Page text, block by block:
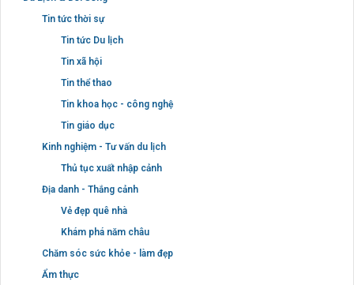
Tin tức thời sự
Tin tức Du lịch
Tin xã hội
Tin thể thao
Tin khoa học - công nghệ
Tin giáo dục
Kinh nghiệm - Tư vấn du lịch
Thủ tục xuất nhập cảnh
Địa danh - Thắng cảnh
Vẻ đẹp quê nhà
Khám phá năm châu
Chăm sóc sức khỏe - làm đẹp
Ẩm thực